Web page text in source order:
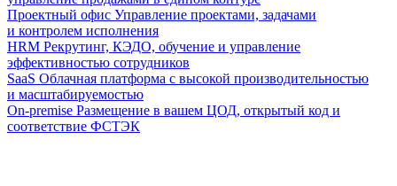
Проектный офис Управление проектами, задачами
и контролем исполнения
HRM Рекрутинг, КЭДО, обучение и управление
эффективностью сотрудников
SaaS Облачная платформа с высокой производительностью
и масштабируемостью
On-premise Размещение в вашем ЦОД, открытый код и
соответствие ФСТЭК